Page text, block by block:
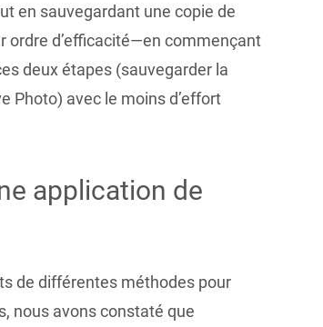
en sauvegardant une copie de
ordre d’efficacité—en commençant
deux étapes (sauvegarder la
Photo) avec le moins d’effort
application de
de différentes méthodes pour
nous avons constaté que